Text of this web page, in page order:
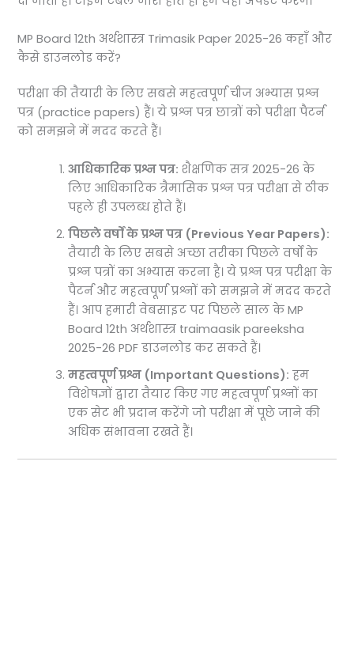
MP Board 12th अर्थशास्त्र Trimasik Paper 2025-26 कहाँ और
कैसे डाउनलोड करें?
परीक्षा की तैयारी के लिए सबसे महत्वपूर्ण चीज अभ्यास प्रश्न
पत्र (practice papers) हैं। ये प्रश्न पत्र छात्रों को परीक्षा पैटर्न
को समझने में मदद करते हैं।
आधिकारिक प्रश्न पत्र: शैक्षणिक सत्र 2025-26 के
लिए आधिकारिक त्रैमासिक प्रश्न पत्र परीक्षा से ठीक
पहले ही उपलब्ध होते हैं।
पिछले वर्षों के प्रश्न पत्र (Previous Year Papers):
तैयारी के लिए सबसे अच्छा तरीका पिछले वर्षों के
प्रश्न पत्रों का अभ्यास करना है। ये प्रश्न पत्र परीक्षा के
पैटर्न और महत्वपूर्ण प्रश्नों को समझने में मदद करते
हैं। आप हमारी वेबसाइट पर पिछले साल के MP
Board 12th अर्थशास्त्र traimaasik pareeksha
2025-26 PDF डाउनलोड कर सकते हैं।
महत्वपूर्ण प्रश्न (Important Questions): हम
विशेषज्ञों द्वारा तैयार किए गए महत्वपूर्ण प्रश्नों का
एक सेट भी प्रदान करेंगे जो परीक्षा में पूछे जाने की
अधिक संभावना रखते हैं।